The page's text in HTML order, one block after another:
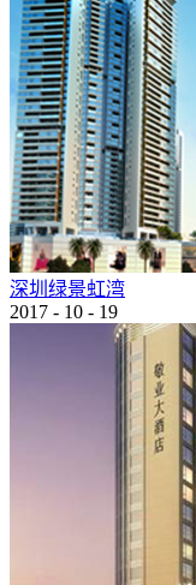
深圳绿景虹湾
2017 - 10 - 19